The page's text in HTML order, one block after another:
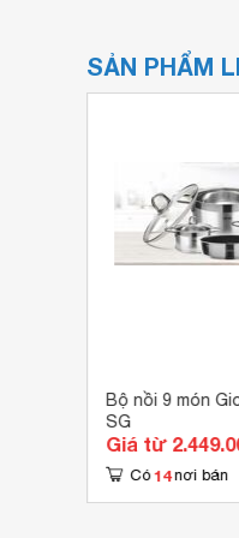
SẢN PHẨM
Bộ nồi 9 món
SG
Giá từ
Có 14 nơi bán